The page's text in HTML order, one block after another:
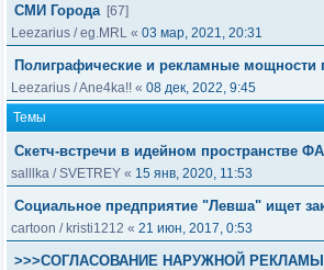
СМИ Города [67]
Leezarius /eg.MRL « 03 мар, 2021, 20:31
Полиграфические и рекламные мощности
Leezarius /Ane4ka!! « 08 дек, 2022, 9:45
Темы
Скетч-встречи в идейном пространстве
salllka /SVETREY « 15 янв, 2020, 11:53
Социальное предприятие "Левша" ищет
cartoon / kristi1212 « 21 июн, 2017, 0:53
>>>СОГЛАСОВАНИЕ НАРУЖНОЙ РЕКЛАМЫ